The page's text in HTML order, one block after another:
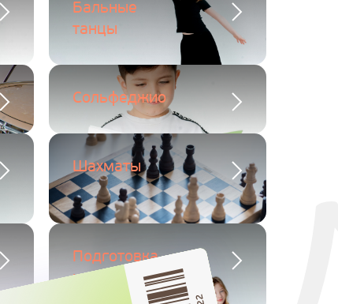
Бальные
танцы
Сольфеджио
Шахматы
Подготовка
к поступлению